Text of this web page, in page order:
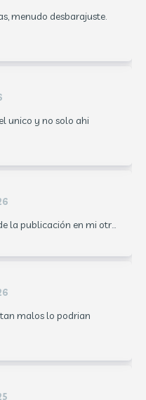
menudo desbarajuste.
unico y no solo ahi
la publicación en mi otr...
malos lo podrian